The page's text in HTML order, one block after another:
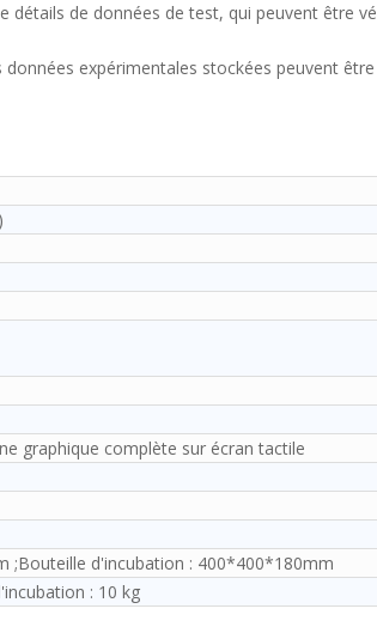
détails de données de test, qui peuvent être
expérimentales stockées peuvent être
graphique complète sur écran tactile
;Bouteille d'incubation : 400*400*180mm
: 10 kg